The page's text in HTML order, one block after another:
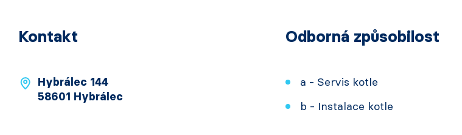
Kontakt
Hybrálec 144
58601 Hybrálec
Odborná způsobilost
a - Servis kotle
b - Instalace kotle